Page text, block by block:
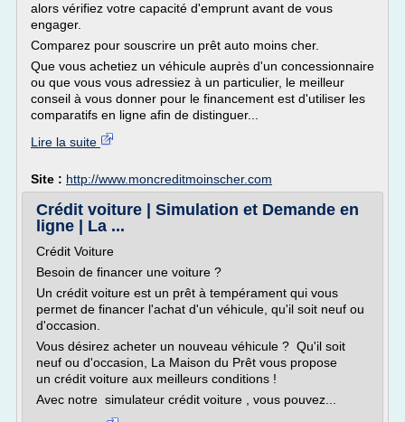
alors vérifiez votre capacité d'emprunt avant de vous
engager.
Comparez pour souscrire un prêt auto moins cher.
Que vous achetiez un véhicule auprès d'un concessionnaire
ou que vous vous adressiez à un particulier, le meilleur
conseil à vous donner pour le financement est d'utiliser les
comparatifs en ligne afin de distinguer...
Lire la suite
Site : http://www.moncreditmoinscher.com
Crédit voiture | Simulation et Demande en
ligne | La ...
Crédit Voiture
Besoin de financer une voiture ?
Un crédit voiture est un prêt à tempérament qui vous
permet de financer l'achat d'un véhicule, qu'il soit neuf ou
d'occasion.
Vous désirez acheter un nouveau véhicule ? Qu'il soit
neuf ou d'occasion, La Maison du Prêt vous propose
un crédit voiture aux meilleurs conditions !
Avec notre simulateur crédit voiture , vous pouvez...